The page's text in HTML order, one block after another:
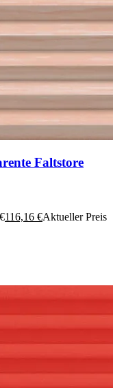
Faltstore
116,16 €Aktueller Preis